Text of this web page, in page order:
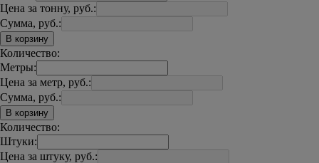
Цена за тонну, руб.:
Сумма, руб.:
В корзину
Количество:
Метры:
Цена за метр, руб.:
Сумма, руб.:
В корзину
Количество:
Штуки:
Цена за штуку, руб.: